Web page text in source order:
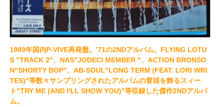
1989年国内P-VIVE再発盤。’71の2NDアルバム。FLYING LOTU
S "TRACK 2"、NAS"JODECI MEMBER "、ACTION BRONSO
N"SHORTY BOP"、AB-SOUL"LONG TERM (FEAT. LORI WRI
TES)"等数々サンプリングされたアルバムの冒頭を飾るスィー
ト"TRY ME (AND I'LL SHOW YOU)"等収録した傑作2NDアルバ
ム。